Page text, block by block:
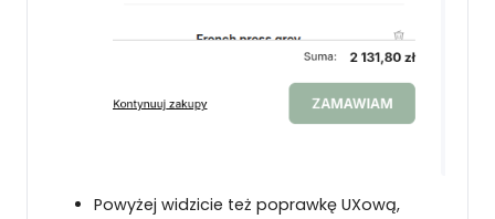
Powyżej widzicie też poprawkę UXową,